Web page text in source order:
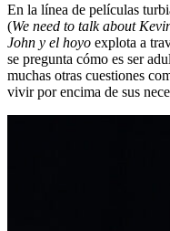
En la línea de películas
(We need to talk about
John y el hoyo explota a
se pregunta cómo es ser
muchas otras cuestiones
vivir por encima de sus